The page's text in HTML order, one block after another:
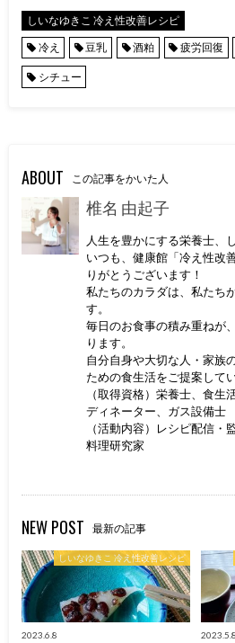
しいなゆきこ 冷え性改善レシピ
冷え
豆乳 酒粕 疲労回復
シチュー
ABOUT この記事をかいた人
椎名 由起子
人生を豊かにする栄養士、
いつも、健康館「冷え性改
りがとうございます！
私たちのカラダは、私たち
す。
毎日のお食事の積み重ねが
ります。
自分自身や大切な人・家族
ための食生活をご提案してい
（取得資格）栄養士、食生
ディネーター、ガス設備士
（活動内容）レシピ配信・
料理研究家
NEW POST 最新の記事
しいなゆきこ 冷え性改善レシピ
2023.6.8 2023.5.8